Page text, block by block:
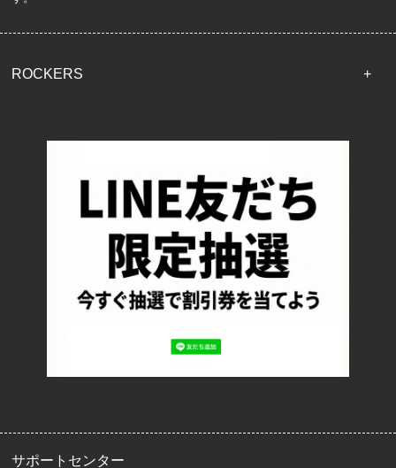
ROCKERS
配送・送料について
返品について
お支払い方法について
特定商取引法に基づく表記
プライバシーポリシー
ロッカーズについて
サポートセンター